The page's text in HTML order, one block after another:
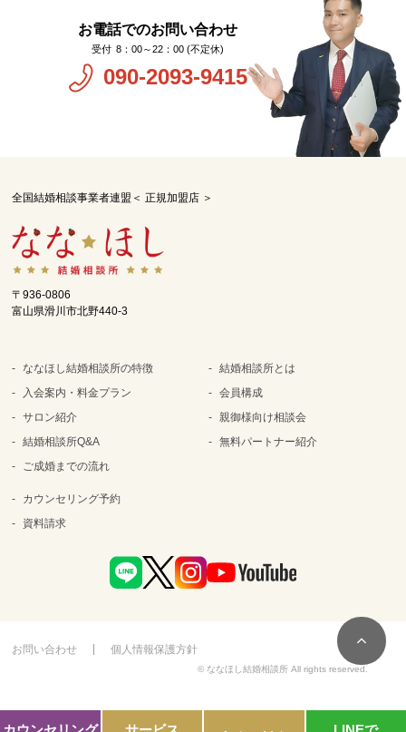
お電話でのお問い合わせ
8：00～22：00 (不定休)
090-2093-9415
全国結婚相談事業者連盟＜ 正規加盟店 ＞
〒936-0806
富山県滑川市北野440-3
ななほし結婚相談所の特徴
入会案内・料金プラン
サロン紹介
結婚相談所Q&A
ご成婚までの流れ
結婚相談所とは
会員構成
親御様向け相談会
無料パートナー紹介
カウンセリング予約
資料請求
お問い合わせ 個人情報保護方針
© ななほし結婚相談所 All rights reserved.